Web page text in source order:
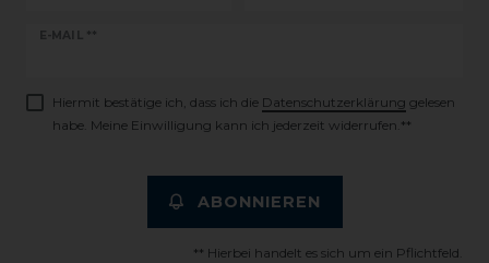
E-MAIL **
Newsletter
Hiermit bestätige ich, dass ich die Daten­schutz­erklärung gelesen
habe. Meine Einwilligung kann ich jederzeit widerrufen.**
ABONNIEREN
** Hierbei handelt es sich um ein Pflichtfeld.